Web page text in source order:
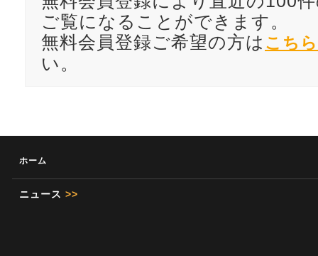
ご覧になることができます。
無料会員登録ご希望の方は こちら
い。
ホーム
ニュース >>